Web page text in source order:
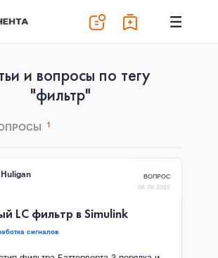
и вопросы по тегу
"фильтр"
1
ВОПРОС
06.06.2025
LC фильтр в Simulink
сигналов